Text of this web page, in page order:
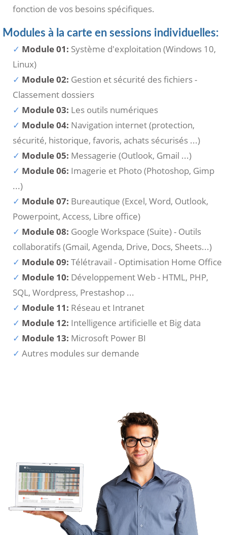
fonction de vos besoins spécifiques.
Modules à la carte en sessions individuelles:
Module 01: Système d'exploitation (Windows 10,
Linux)
Module 02: Gestion et sécurité des fichiers -
Classement dossiers
Module 03: Les outils numériques
Module 04: Navigation internet (protection,
sécurité, historique, favoris, achats sécurisés ...)
Module 05: Messagerie (Outlook, Gmail ...)
Module 06: Imagerie et Photo (Photoshop, Gimp
...)
Module 07: Bureautique (Excel, Word, Outlook,
Powerpoint, Access, Libre office)
Module 08: Google Workspace (Suite) - Outils
collaboratifs (Gmail, Agenda, Drive, Docs, Sheets...)
Module 09: Télétravail - Optimisation Home Office
Module 10: Développement Web - HTML, PHP,
SQL, Wordpress, Prestashop ...
Module 11: Réseau et Intranet
Module 12: Intelligence artificielle et Big data
Module 13: Microsoft Power BI
Autres modules sur demande